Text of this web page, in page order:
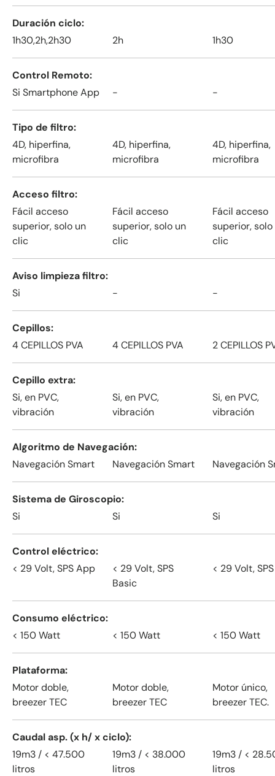
Duración ciclo
1h30,2h,2h30
2h 1h30
Control Remoto
Si Smartphone App
- -
Tipo de filtro
4D, hiperfina,
microfibra
4D, hiperfina,
microfibra
4D, hiperfina,
microfibra
Acceso filtro
Fácil acceso
superior, solo un
clic
Fácil acceso
superior, solo un
clic
Fácil acceso
superior, solo
clic
Aviso limpieza filtro
Si
- -
Cepillos
4 CEPILLOS PVA
4 CEPILLOS PVA 2 CEPILLOS
Cepillo extra
Si, en PVC,
vibración
Si, en PVC,
vibración
Si, en PVC,
vibración
Algoritmo de Navegación
Navegación Smart
Navegación Smart Navegación
Sistema de Giroscopio
Si
Si Si
Control eléctrico
< 29 Volt, SPS App
< 29 Volt, SPS
Basic
< 29 Volt,
Consumo eléctrico
< 150 Watt
< 150 Watt < 150 Watt
Plataforma
Motor doble,
breezer TEC
Motor doble,
breezer TEC
Motor único,
breezer TEC.
Caudal asp. (x h/ x ciclo)
19m3 / < 47.500
litros
19m3 / < 38.000
litros
19m3 / <
litros